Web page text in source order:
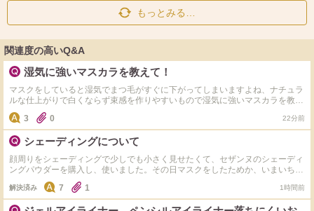
もっとみる…
関連度の高いQ&A
湿気に強いマスカラを教えて！
マスクをしていると湿気でまつ毛がすぐに下がってしまいますよね、ナチュラ
ルな仕上がりで白くならず束感を作りやすいもので湿気に強いマスカラを教え
てください♪
3 0 22分前
シェーディングについて
顔周りをシェーディングで少しでも小さく見せたくて、セザンヌのシェーディ
ングパウダーを購入し、使いました。その日マスクをしたためか、いまいちよ
くわからなかったです。マスクにはついていなかったです。 シェーディング
は気休めですかね… カネボウやルナソルな固形タイプのシェーディングのほ
うが、落ちにくいですか？
解決済み 7 1 1時間前